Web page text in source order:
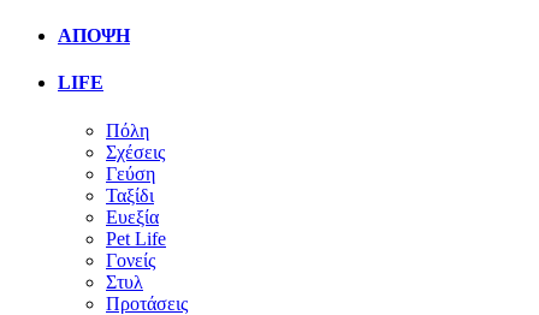
ΑΠΟΨΗ
LIFE
Πόλη
Σχέσεις
Γεύση
Ταξίδι
Ευεξία
Pet Life
Γονείς
Στυλ
Προτάσεις